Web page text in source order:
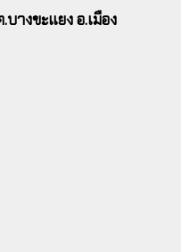
างขะแยง อ.เมือง